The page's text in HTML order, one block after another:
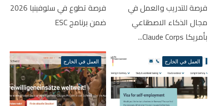
فرصة للتدريب والعمل في
مجال الذكاء الاصطناعي
بأمريكا Claude Corps...
فرصة تطوع في سلوفينيا 2026
ضمن برنامج ESC
العمل في الخارج العمل في الخارج